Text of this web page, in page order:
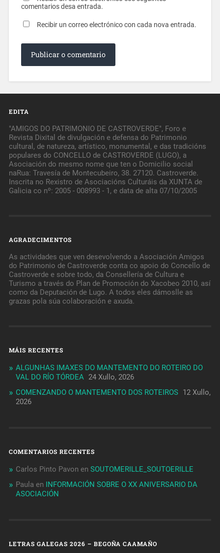
comentarios desa entrada.
Recibir un correo electrónico con cada nova entrada.
EDITA
"AMIGOS DO PATRIMONIO DE CASTROVERDE", Foro e
Revista Dixital de divulgación e defensa do Patrimonio
cultural, de natureza, artístico, monumental, e das tradicións
populares do CONCELLO de CASTROVERDE (LUGO), a
Asociación do mesmo nome que ten o Domicilio social
naRua: Travesía de Montecubeiro, 38. 27120. Castroverde.
Inscrita no Rexistro de Asociacións Culturáis da XUNTA de
Galicia co nº: 2005 - 008993 - 1, e data de alta 07/10/2005
AGRADECIMENTOS
As actividades que ven desevolvendo a Asociación Amigos
do Patrimonio de Castroverde conta co apoio do Concello de
Castroverde e sobre todo, da Consellería de Cultura e
Turismo a través do Plan de Promoción do Xacobeo 2010, así
como da Deputación de Lugo. A todos eles dámoslle as
grazas pola súa colaboración e axuda.
MÁIS RECENTES
ALGUNHAS IMAXES DO MANTEMENTO DO ROTEIRO DO
VAL DO RÍO TÓRDEA 24 Xullo, 2026
COMENZANDO O MANTEMENTO DOS ROTEIROS 12 Xullo,
2026
COMENTARIOS RECENTES
Carlos Pinto Pavon en SOUTOMERILLE_SOUTOERILLE
Paula en INFORMACIÓN SOBRE O XX ANIVERSARIO DA
ASOCIACIÓN
LETRAS GALEGAS 2026 – BEGOÑA CAAMAÑO